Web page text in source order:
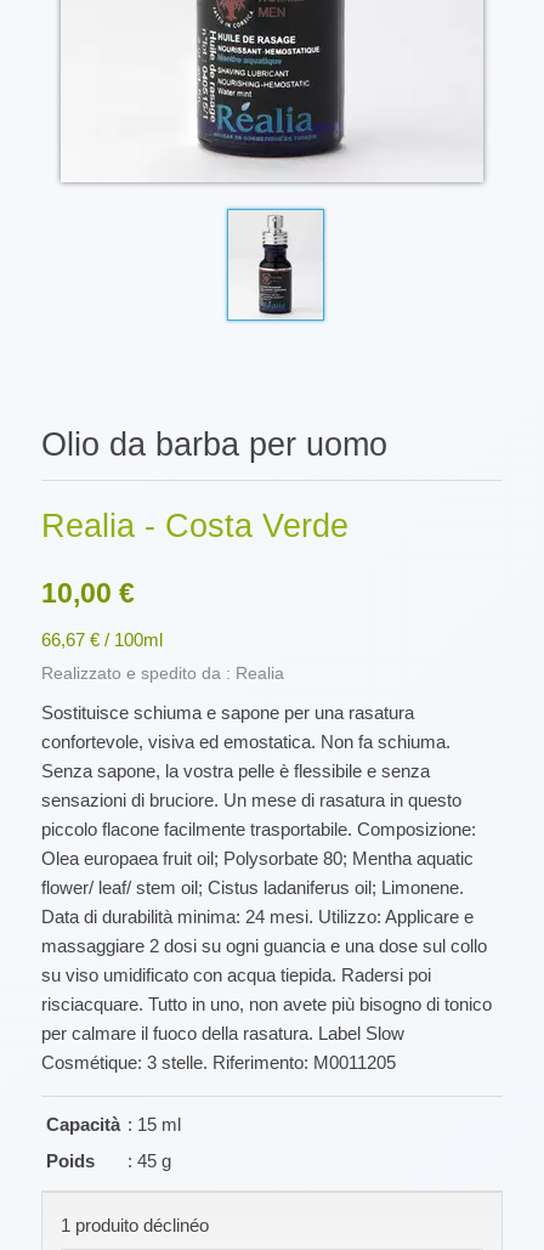
Olio da barba per uomo
Realia - Costa Verde
10,00 €
66,67 € / 100ml
Realizzato e spedito da : Realia
Sostituisce schiuma e sapone per una rasatura
confortevole, visiva ed emostatica. Non fa schiuma.
Senza sapone, la vostra pelle è flessibile e senza
sensazioni di bruciore. Un mese di rasatura in questo
piccolo flacone facilmente trasportabile. Composizione:
Olea europaea fruit oil; Polysorbate 80; Mentha aquatic
flower/ leaf/ stem oil; Cistus ladaniferus oil; Limonene.
Data di durabilità minima: 24 mesi. Utilizzo: Applicare e
massaggiare 2 dosi su ogni guancia e una dose sul collo
su viso umidificato con acqua tiepida. Radersi poi
risciacquare. Tutto in uno, non avete più bisogno di tonico
per calmare il fuoco della rasatura. Label Slow
Cosmétique: 3 stelle. Riferimento: M0011205
Capacità : 15 ml
Poids
: 45 g
1 produito déclinéo